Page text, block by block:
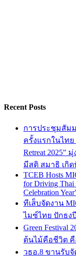
Recent Posts
การประชุมสัม
ครั้งแรกในไทย
Retreat
มีสติ สมาธิ เกิ
TCEB Hosts
for Driving Thai
Celebration
ทีเส็บจัดงาน
ไมซ์ไทย ปักธงปี
Green Festival
ต้นไม้คือชีวิต
วธอ.8 ขานรับจั